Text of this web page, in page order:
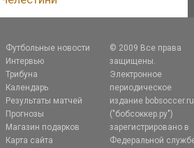
Футбольные новости
Интервью
Трибуна
Календарь
Результаты матчей
Прогнозы
Магазин подарков
Карта сайта
© 2009 Все права
защищены.
Электронное
периодическое
издание bobsoccer.ru
("бобсоккер.ру")
зарегистрировано в
Федеральной